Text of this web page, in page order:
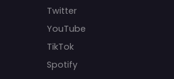
Twitter
YouTube
TikTok
Spotify